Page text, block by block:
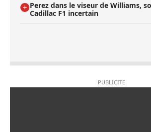
Perez dans le viseur de Williams,
Cadillac F1 incertain